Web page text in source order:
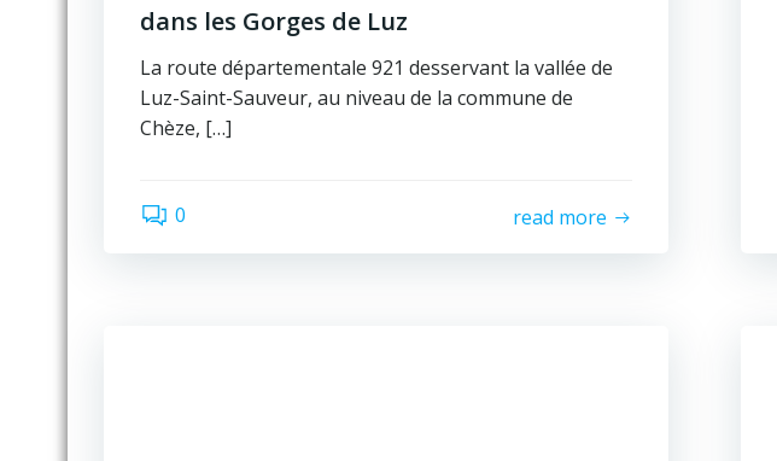
dans les Gorges de Luz
La route départementale 921 desservant la vallée de
Luz-Saint-Sauveur, au niveau de la commune de
Chèze, […]
0 read more